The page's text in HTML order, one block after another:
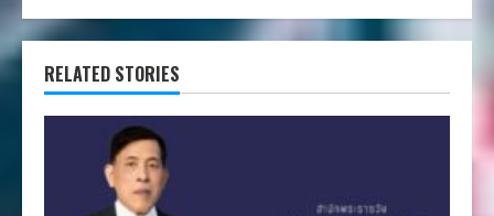
RELATED STORIES